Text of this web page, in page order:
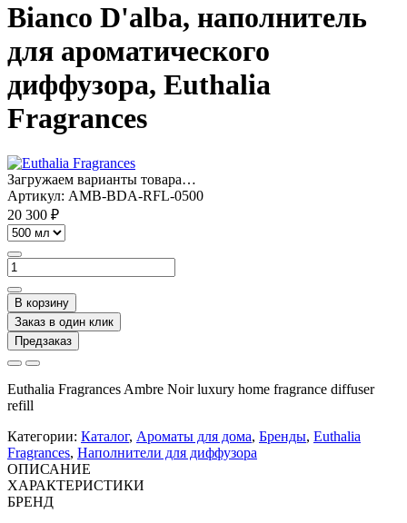
Bianco D'alba, наполнитель
для ароматического
диффузора, Euthalia
Fragrances
Загружаем варианты товара…
Артикул: AMB-BDA-RFL-0500
20 300 ₽
В корзину
Заказ в один клик
Предзаказ
Euthalia Fragrances Ambre Noir luxury home fragrance diffuser
refill
Категории: Каталог, Ароматы для дома, Бренды, Euthalia
Fragrances, Наполнители для диффузора
ОПИСАНИЕ
ХАРАКТЕРИСТИКИ
БРЕНД